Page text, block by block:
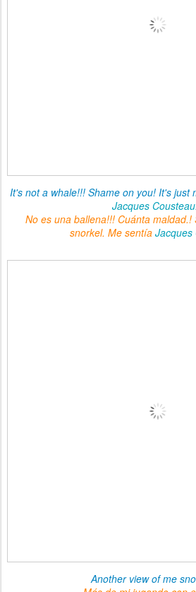
It's not a whale!!! Shame on you! It's just
Jacques Cousteau
No es una ballena!!! Cuánta maldad.!
snorkel. Me sentía Jacques
Another view of me